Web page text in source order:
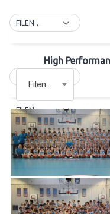
FILENAME
High
Filename
FILENAME